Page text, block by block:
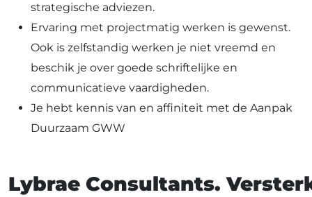
strategische adviezen.
Ervaring met projectmatig werken is gewenst.
Ook is zelfstandig werken je niet vreemd en
beschik je over goede schriftelijke en
communicatieve vaardigheden.
Je hebt kennis van en affiniteit met de Aanpak
Duurzaam GWW
Lybrae Consultants.